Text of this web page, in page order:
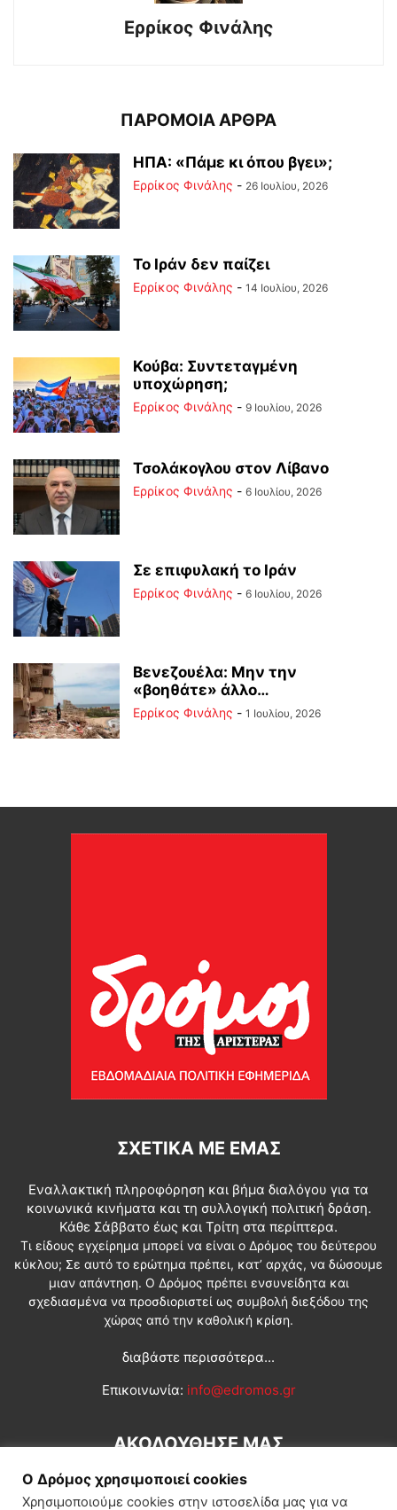
Ερρίκος Φινάλης
ΠΑΡΟΜΟΙΑ ΑΡΘΡΑ
ΗΠΑ: «Πάμε κι όπου βγει»;
Ερρίκος Φινάλης - 26 Ιουλίου, 2026
Το Ιράν δεν παίζει
Ερρίκος Φινάλης - 14 Ιουλίου, 2026
Κούβα: Συντεταγμένη
υποχώρηση;
Ερρίκος Φινάλης - 9 Ιουλίου, 2026
Τσολάκογλου στον Λίβανο
Ερρίκος Φινάλης - 6 Ιουλίου, 2026
Σε επιφυλακή το Ιράν
Ερρίκος Φινάλης - 6 Ιουλίου, 2026
Βενεζουέλα: Μην την
«βοηθάτε» άλλο…
Ερρίκος Φινάλης - 1 Ιουλίου, 2026
ΣΧΕΤΙΚΆ ΜΕ ΕΜΆΣ
Εναλλακτική πληροφόρηση και βήμα διαλόγου για τα
κοινωνικά κινήματα και τη συλλογική πολιτική δράση.
Κάθε Σάββατο έως και Τρίτη στα περίπτερα.
Τι είδους εγχείρημα μπορεί να είναι ο Δρόμος του δεύτερου
κύκλου; Σε αυτό το ερώτημα πρέπει, κατ’ αρχάς, να δώσουμε
μιαν απάντηση. Ο Δρόμος πρέπει ενσυνείδητα και
σχεδιασμένα να προσδιοριστεί ως συμβολή διεξόδου της
χώρας από την καθολική κρίση.
διαβάστε περισσότερα...
Επικοινωνία: info@edromos.gr
ΑΚΟΛΟΥΘΗΣΕ ΜΑΣ
Ο Δρόμος χρησιμοποιεί cookies
Χρησιμοποιούμε cookies στην ιστοσελίδα μας για να